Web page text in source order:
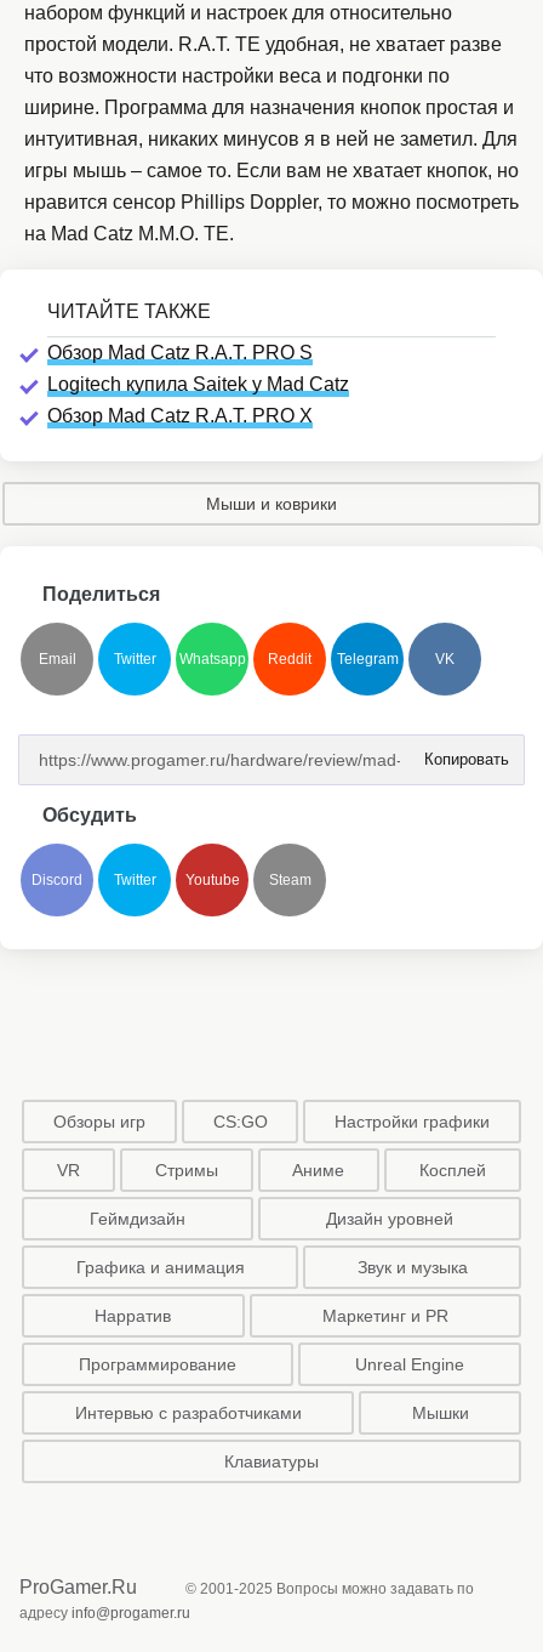
набором функций и настроек для относительно
простой модели. R.A.T. TE удобная, не хватает разве
что возможности настройки веса и подгонки по
ширине. Программа для назначения кнопок простая и
интуитивная, никаких минусов я в ней не заметил. Для
игры мышь – самое то. Если вам не хватает кнопок, но
нравится сенсор Phillips Doppler, то можно посмотреть
на Mad Catz M.M.O. TE.
Обзор Mad Catz R.A.T. PRO S
Logitech купила Saitek у Mad Catz
Обзор Mad Catz R.A.T. PRO X
Мыши и коврики
Поделиться
Email Twitter Whatsapp Reddit Telegram VK
Копировать
Обсудить
Discord Twitter Youtube Steam
Обзоры игр CS:GO Настройки графики
VR Стримы Аниме Косплей
Геймдизайн Дизайн уровней
Графика и анимация Звук и музыка
Нарратив Маркетинг и PR
Программирование Unreal Engine
Интервью с разработчиками Мышки
Клавиатуры
ProGamer.Ru
© 2001-2025 Вопросы можно задавать по
адресу info@progamer.ru